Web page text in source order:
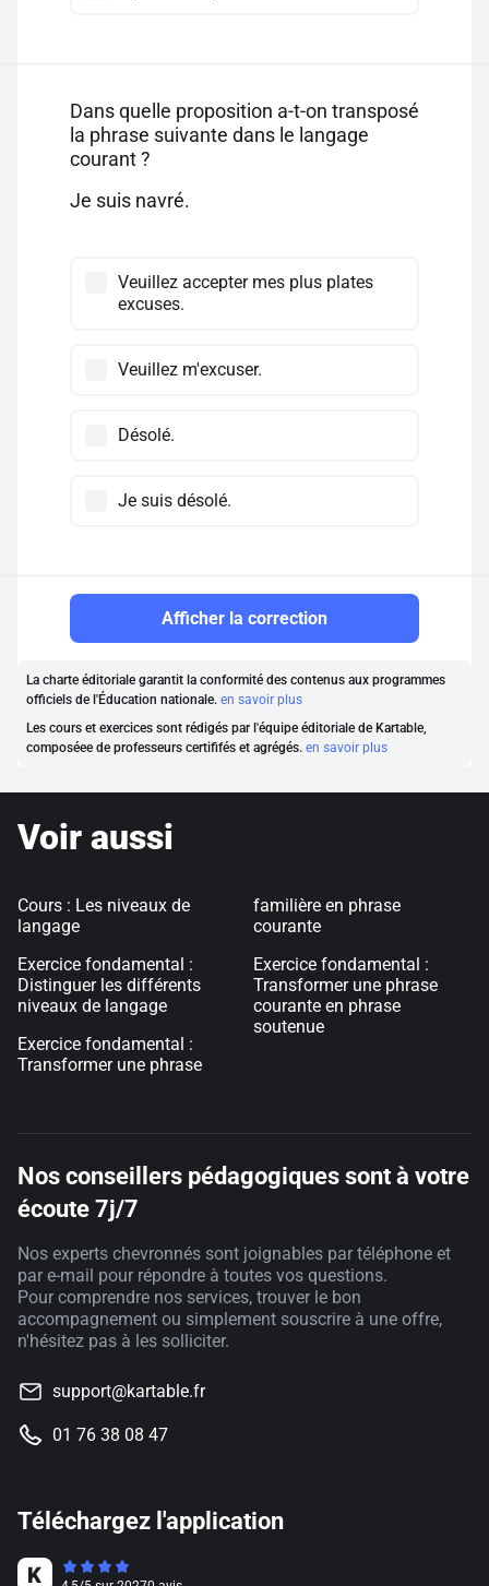
Dans quelle proposition a-t-on transposé
la phrase suivante dans le langage
courant ?
Je suis navré.
Veuillez accepter mes plus plates
excuses.
Veuillez m'excuser.
Désolé.
Je suis désolé.
Afficher la correction
La charte éditoriale garantit la conformité des contenus aux programmes
officiels de l'Éducation nationale. en savoir plus
Les cours et exercices sont rédigés par l'équipe éditoriale de Kartable,
composéee de professeurs certififés et agrégés. en savoir plus
Voir aussi
Cours : Les niveaux de
langage
Exercice fondamental :
Distinguer les différents
niveaux de langage
Exercice fondamental :
Transformer une phrase
familière en phrase
courante
Exercice fondamental :
Transformer une phrase
courante en phrase
soutenue
Nos conseillers pédagogiques sont à votre
écoute 7j/7
Nos experts chevronnés sont joignables par téléphone et
par e-mail pour répondre à toutes vos questions.
Pour comprendre nos services, trouver le bon
accompagnement ou simplement souscrire à une offre,
n'hésitez pas à les solliciter.
support@kartable.fr
01 76 38 08 47
Téléchargez l'application